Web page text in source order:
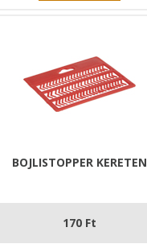
BOJLISTOPPER KERETEN
170 Ft